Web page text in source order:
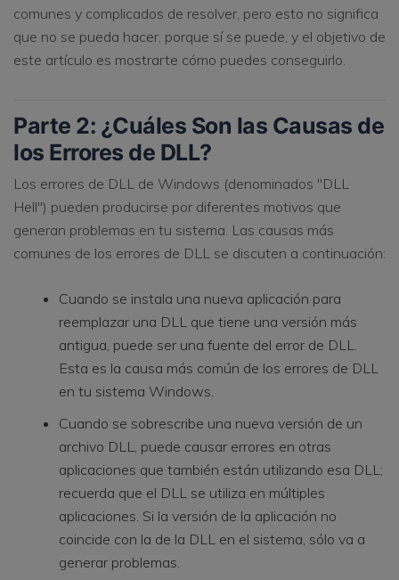
comunes y complicados de resolver, pero esto no significa
que no se pueda hacer, porque sí se puede, y el objetivo de
este artículo es mostrarte cómo puedes conseguirlo.
Parte 2: ¿Cuáles Son las Causas de
los Errores de DLL?
Los errores de DLL de Windows (denominados "DLL
Hell") pueden producirse por diferentes motivos que
generan problemas en tu sistema. Las causas más
comunes de los errores de DLL se discuten a continuación:
Cuando se instala una nueva aplicación para
reemplazar una DLL que tiene una versión más
antigua, puede ser una fuente del error de DLL.
Esta es la causa más común de los errores de DLL
en tu sistema Windows.
Cuando se sobrescribe una nueva versión de un
archivo DLL, puede causar errores en otras
aplicaciones que también están utilizando esa DLL;
recuerda que el DLL se utiliza en múltiples
aplicaciones. Si la versión de la aplicación no
coincide con la de la DLL en el sistema, sólo va a
generar problemas.